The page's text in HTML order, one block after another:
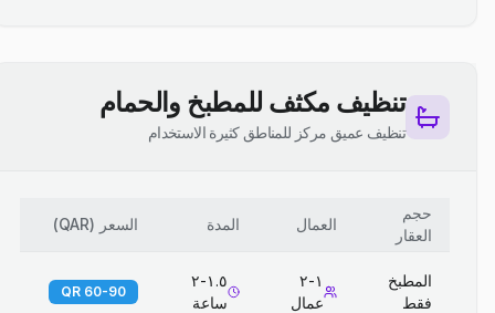
تنظيف مكثف للمطبخ والحمام
تنظيف عميق مركز للمناطق كثيرة الاستخدام
حجم
العقار
العمال المدة السعر (
QAR
)
المطبخ
فقط
١-٢
عمال
١.٥-٢
ساعة
60-90 QR